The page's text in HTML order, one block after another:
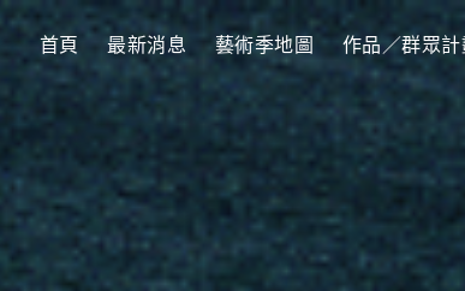
首頁 最新消息 藝術季地圖 作品／群眾計